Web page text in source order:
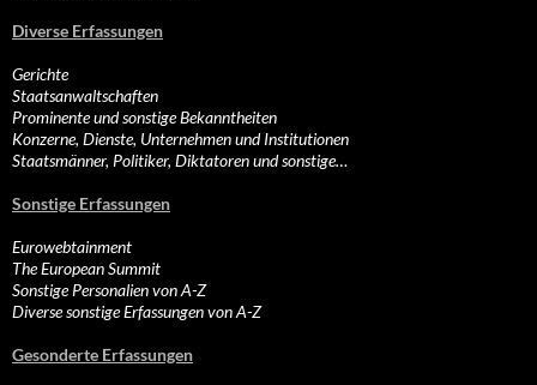
Diverse Erfassungen
Gerichte
Staatsanwaltschaften
Prominente und sonstige Bekanntheiten
Konzerne, Dienste, Unternehmen und Institutionen
Staatsmänner, Politiker, Diktatoren und sonstige…
Sonstige Erfassungen
Eurowebtainment
The European Summit
Sonstige Personalien von A-Z
Diverse sonstige Erfassungen von A-Z
Gesonderte Erfassungen